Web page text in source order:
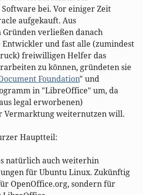
bei. Vor einiger Zeit
aufgekauft. Aus
verließen danach
und fast alle (zumindest
freiwilligen Helfer das
zu können, gründeten sie
Foundation" und
in "LibreOffice" um, da
legal erworbenen)
Vermarktung weiternutzen will.
Hauptteil:
natürlich auch weiterhin
für Ubuntu Linux. Zukünftig
OpenOffice.org, sondern für